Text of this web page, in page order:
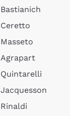
Bastianich
Ceretto
Masseto
Agrapart
Quintarelli
Jacquesson
Rinaldi